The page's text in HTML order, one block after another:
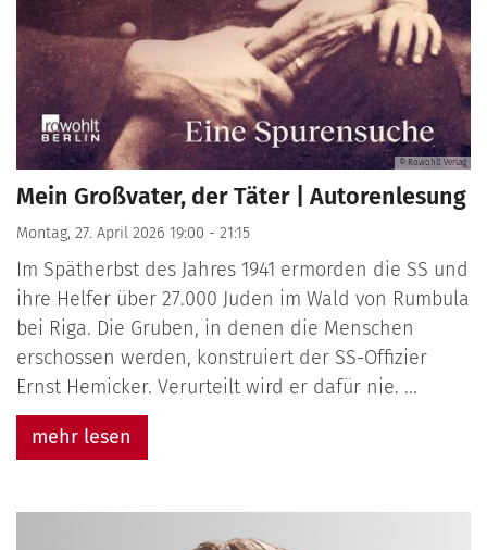
© Rowohlt Verlag
Mein Großvater, der Täter | Autorenlesung
Montag, 27. April 2026 19:00 - 21:15
Im Spätherbst des Jahres 1941 ermorden die SS und
ihre Helfer über 27.000 Juden im Wald von Rumbula
bei Riga. Die Gruben, in denen die Menschen
erschossen werden, konstruiert der SS-Offizier
Ernst Hemicker. Verurteilt wird er dafür nie. ...
mehr lesen